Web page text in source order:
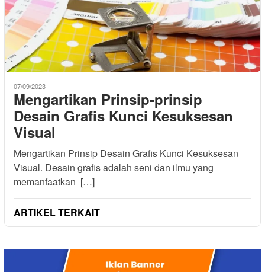
07/09/2023
Mengartikan Prinsip-prinsip
Desain Grafis Kunci Kesuksesan
Visual
Mengartikan Prinsip Desain Grafis Kunci Kesuksesan
Visual. Desain grafis adalah seni dan ilmu yang
memanfaatkan […]
ARTIKEL TERKAIT